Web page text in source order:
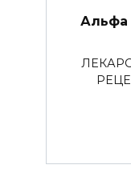
Альфа